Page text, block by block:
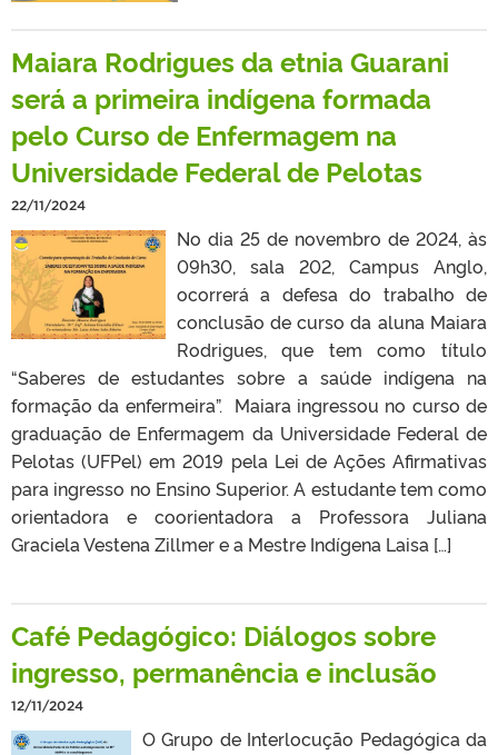
Maiara Rodrigues da etnia Guarani
será a primeira indígena formada
pelo Curso de Enfermagem na
Universidade Federal de Pelotas
22/11/2024
No dia 25 de novembro de 2024, às
09h30, sala 202, Campus Anglo,
ocorrerá a defesa do trabalho de
conclusão de curso da aluna Maiara
Rodrigues, que tem como título
“Saberes de estudantes sobre a saúde indígena na
formação da enfermeira”. Maiara ingressou no curso de
graduação de Enfermagem da Universidade Federal de
Pelotas (UFPel) em 2019 pela Lei de Ações Afirmativas
para ingresso no Ensino Superior. A estudante tem como
orientadora e coorientadora a Professora Juliana
Graciela Vestena Zillmer e a Mestre Indígena Laisa […]
Café Pedagógico: Diálogos sobre
ingresso, permanência e inclusão
12/11/2024
O Grupo de Interlocução Pedagógica da